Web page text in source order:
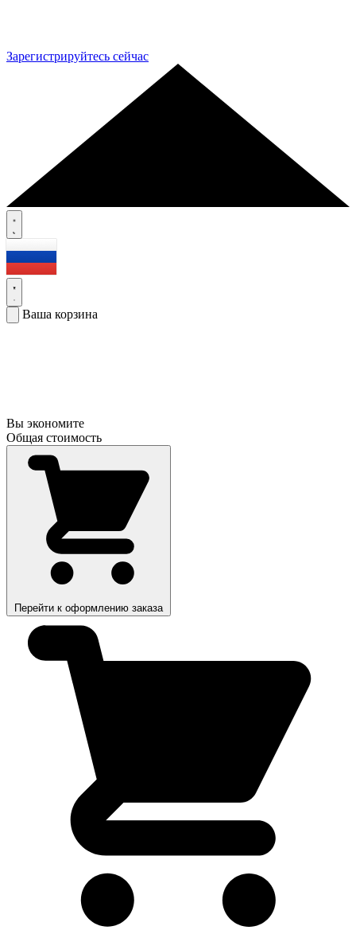
Зарегистрируйтесь сейчас
Ваша корзина
Вы экономите
Общая стоимость
Перейти к оформлению заказа